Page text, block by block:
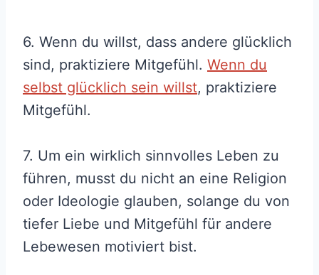
6. Wenn du willst, dass andere glücklich
sind, praktiziere Mitgefühl. Wenn du
selbst glücklich sein willst, praktiziere
Mitgefühl.
7. Um ein wirklich sinnvolles Leben zu
führen, musst du nicht an eine Religion
oder Ideologie glauben, solange du von
tiefer Liebe und Mitgefühl für andere
Lebewesen motiviert bist.